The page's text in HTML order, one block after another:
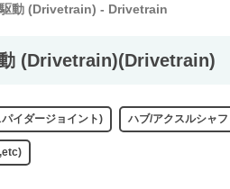
駆動 (Drivetrain) - Drivetrain
(Drivetrain)(Drivetrain)
イダージョイント) ハブ/アクスルシャ